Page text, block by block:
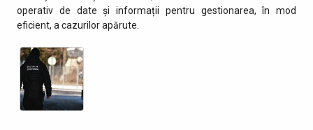
operativ de date și informații pentru gestionarea, în mod
eficient, a cazurilor apărute.